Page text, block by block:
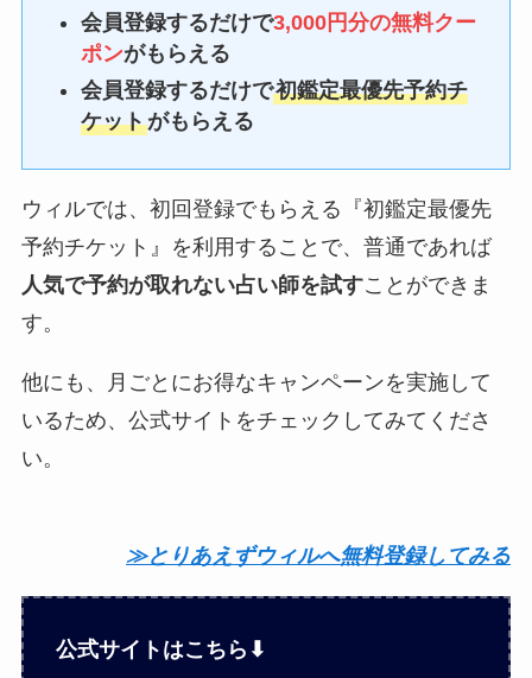
会員登録するだけで3,000円分の無料クー
ポンがもらえる
会員登録するだけで初鑑定最優先予約チ
ケットがもらえる
ウィルでは、初回登録でもらえる『初鑑定最優先
予約チケット』を利用することで、普通であれば
人気で予約が取れない占い師を試すことができま
す。
他にも、月ごとにお得なキャンペーンを実施して
いるため、公式サイトをチェックしてみてくださ
い。
≫とりあえずウィルへ無料登録してみる
公式サイトはこちら⬇︎